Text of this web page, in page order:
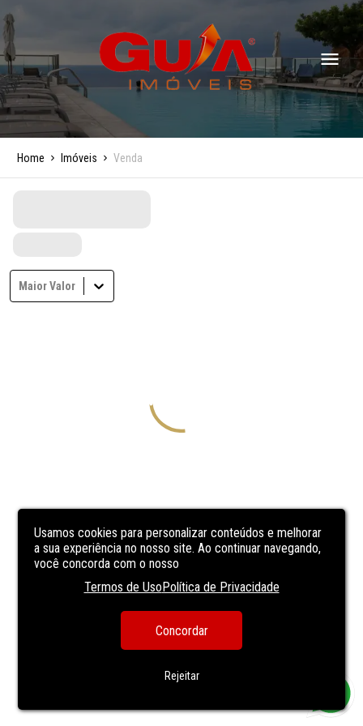
Usamos cookies para personalizar conteúdos e melhorar
a sua experiência no nosso site. Ao continuar navegando,
você concorda com o nosso
Termos de UsoPolítica de Privacidade
Concordar
Rejeitar
Home Imóveis Venda
Maior Valor